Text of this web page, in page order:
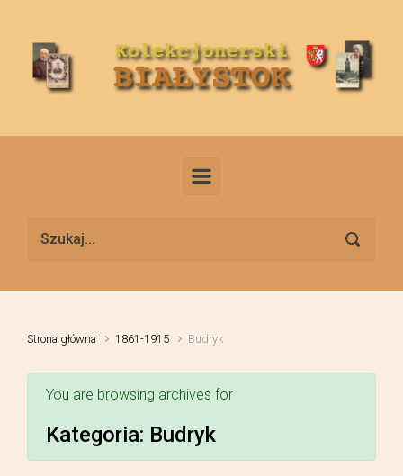
Strona główna 1861-1915 Budryk
You are browsing archives for
Kategoria: Budryk